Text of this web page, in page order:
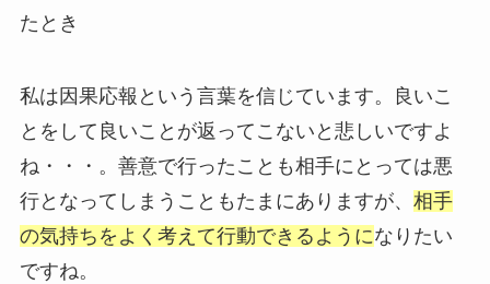
たとき
私は因果応報という言葉を信じています。良いこ
とをして良いことが返ってこないと悲しいですよ
ね・・・。善意で行ったことも相手にとっては悪
行となってしまうこともたまにありますが、 相手
の気持ちをよく考えて行動できるようになりたい
ですね。